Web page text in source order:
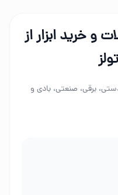
و خرید ابزار از
برقی، صنعتی، بادی و